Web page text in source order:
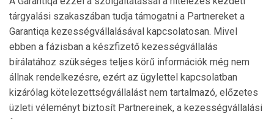
tárgyalási szakaszában tudja támogatni a Partnereket a
Garantiqa kezességvállalásával kapcsolatosan. Mivel
ebben a fázisban a készfizető kezességvállalás
bírálatához szükséges teljes körű információk még nem
állnak rendelkezésre, ezért az ügylettel kapcsolatban
kizárólag kötelezettségvállalást nem tartalmazó, előzetes
üzleti véleményt biztosít Partnereinek, a kezességvállalási